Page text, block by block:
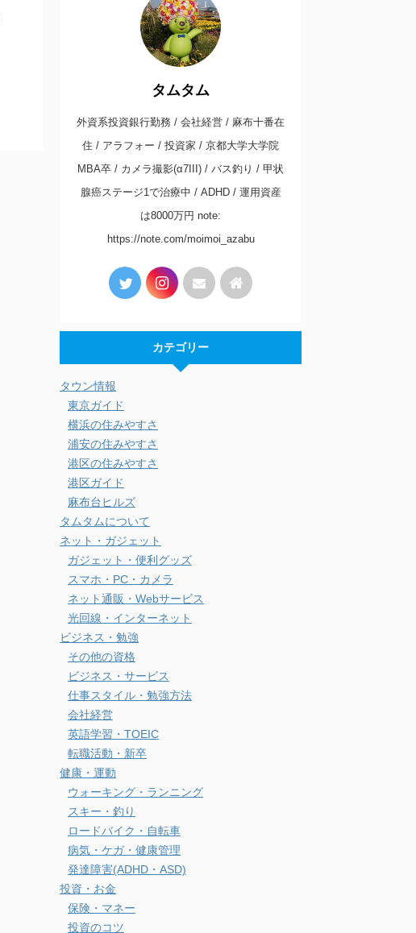
タムタム
外資系投資銀行勤務 / 会社経営 / 麻布十番在
住 / アラフォー / 投資家 / 京都大学大学院
MBA卒 / カメラ撮影(α7III) / バス釣り / 甲状
腺癌ステージ1で治療中 / ADHD / 運用資産
は8000万円 note:
https://note.com/moimoi_azabu
カテゴリー
タウン情報
東京ガイド
横浜の住みやすさ
浦安の住みやすさ
港区の住みやすさ
港区ガイド
麻布台ヒルズ
タムタムについて
ネット・ガジェット
ガジェット・便利グッズ
スマホ・PC・カメラ
ネット通販・Webサービス
光回線・インターネット
ビジネス・勉強
その他の資格
ビジネス・サービス
仕事スタイル・勉強方法
会社経営
英語学習・TOEIC
転職活動・新卒
健康・運動
ウォーキング・ランニング
スキー・釣り
ロードバイク・自転車
病気・ケガ・健康管理
発達障害(ADHD・ASD)
投資・お金
保険・マネー
投資のコツ